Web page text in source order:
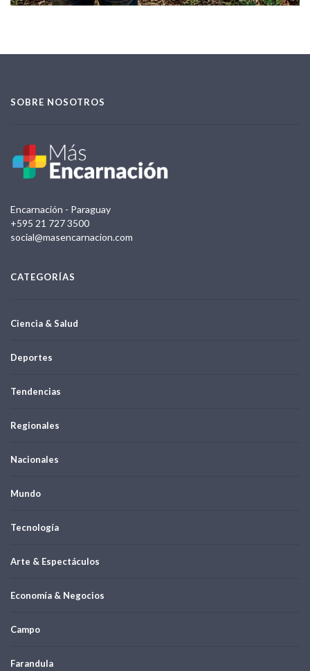
SOBRE NOSOTROS
Encarnación - Paraguay
+595 21 727 3500
social@masencarnacion.com
CATEGORÍAS
Ciencia & Salud
Deportes
Tendencias
Regionales
Nacionales
Mundo
Tecnología
Arte & Espectáculos
Economía & Negocios
Campo
Farandula